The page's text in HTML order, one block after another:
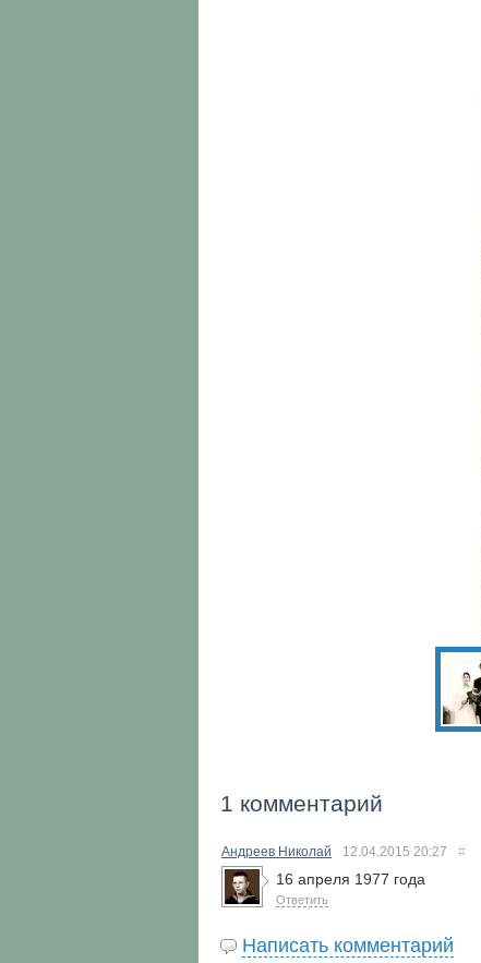
1 комментарий
Андреев Николай 12.04.2015 20:27 #
16 апреля 1977 года
Ответить
Написать комментарий